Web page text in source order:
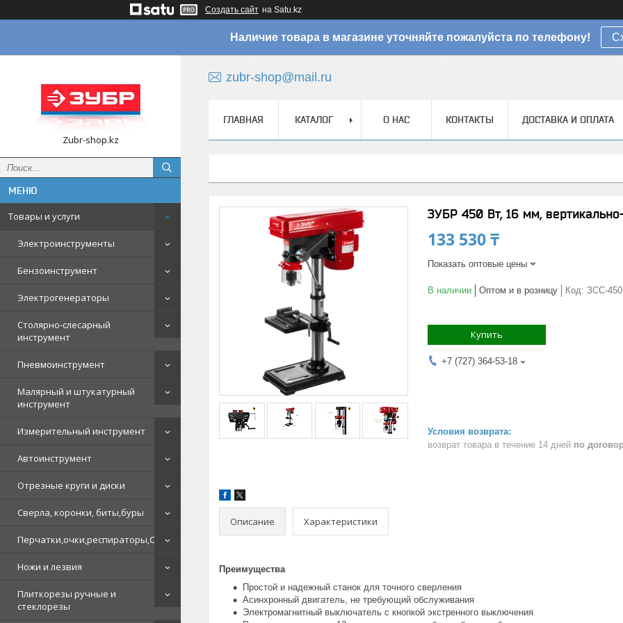
Создать сайт на Satu.kz
Наличие товара в магазине уточняйте пожалуйста по телефону!
Zubr-shop.kz
Товары и услуги
Электроинструменты
Бензоинструмент
Электрогенераторы
Столярно-слесарный
инструмент
Пневмоинструмент
Малярный и штукатурный
инструмент
Измерительный инструмент
Автоинструмент
Отрезные круги и диски
Сверла, коронки, биты,буры
Перчатки,очки,респираторы,СИЗ
Ножи и лезвия
Плиткорезы ручные и
стеклорезы
zubr-shop@mail.ru
ГЛАВНАЯ КАТАЛОГ О НАС КОНТАКТЫ ДОСТАВКА И ОПЛАТА
ЗУБР 450 Вт, 16 мм,
133 530 ₸
Показать оптовые цены
В наличии Оптом и в розницу Код: ЗСС-450
Купить
+7 (727) 364-53-18
возврат товара в течение 14 дней по
Описание Характеристики
Преимущества
Простой и надежный станок для точного сверления
Асинхронный двигатель, не требующий обслуживания
Электромагнитный выключатель с кнопкой экстренного выключения